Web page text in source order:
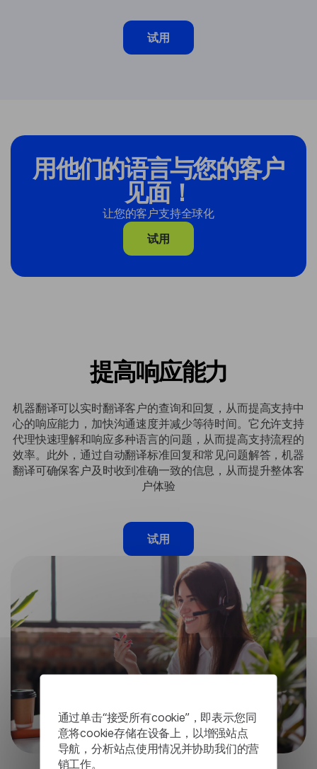
通过单击“接受所有cookie”，即表示您同
意将cookie存储在设备上，以增强站点
导航，分析站点使用情况并协助我们的营
销工作。
试用
用他们的语言与您的客户
见面！
让您的客户支持全球化
试用
提高响应能力
机器翻译可以实时翻译客户的查询和回复，从而提高支持中
心的响应能力，加快沟通速度并减少等待时间。它允许支持
代理快速理解和响应多种语言的问题，从而提高支持流程的
效率。此外，通过自动翻译标准回复和常见问题解答，机器
翻译可确保客户及时收到准确一致的信息，从而提升整体客
户体验
试用